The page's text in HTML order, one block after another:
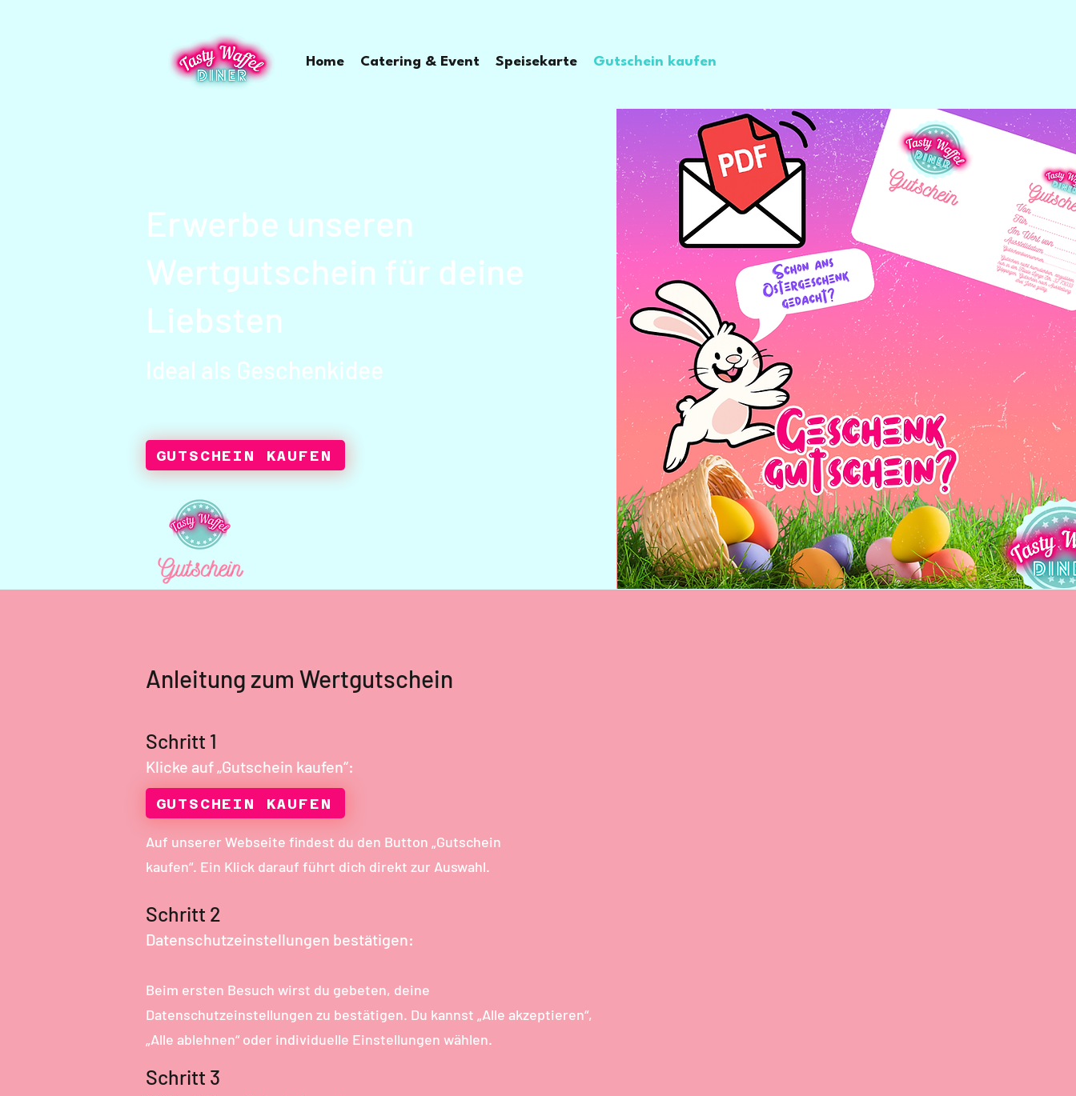
Home Catering & Event Speisekarte Gutschein kaufen
GUTSCHEIN KAUFEN
Erwerbe unseren
Wertgutschein für deine
Liebsten
Ideal als Geschenkidee
Anleitung zum Wertgutschein
Schritt 1
Klicke auf „Gutschein kaufen“:
Auf unserer Webseite findest du den Button „Gutschein
kaufen“. Ein Klick darauf führt dich direkt zur Auswahl.
GUTSCHEIN KAUFEN
Schritt 2
Datenschutzeinstellungen bestätigen:
Beim ersten Besuch wirst du gebeten, deine
Datenschutzeinstellungen zu bestätigen. Du kannst „Alle akzeptieren“,
„Alle ablehnen“ oder individuelle Einstellungen wählen.
Schritt 3